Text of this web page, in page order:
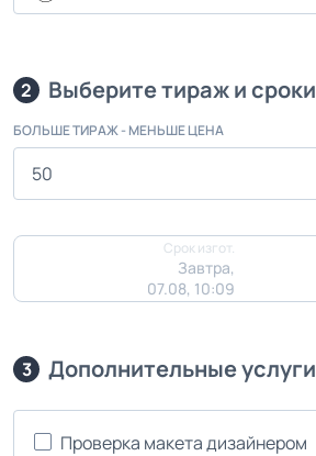
2 Выберите тираж и сроки
БОЛЬШЕ ТИРАЖ - МЕНЬШЕ ЦЕНА
Срок изгот.
Завтра,
07.08, 10:09
3 Дополнительные услуги
Проверка макета дизайнером